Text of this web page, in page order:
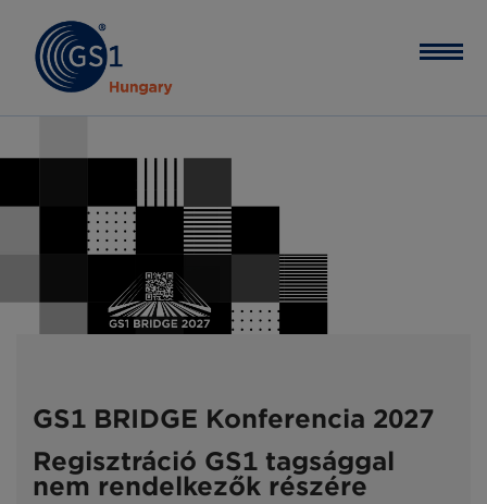
GS1 BRIDGE Konferencia 2027
Regisztráció GS1 tagsággal
nem rendelkezők részére